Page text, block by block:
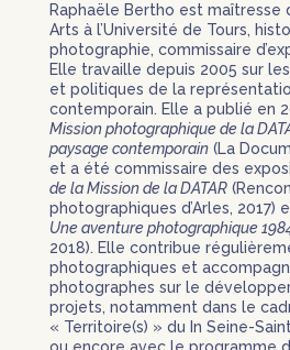
Raphaële Bertho est maîtresse
Arts à l’Université de Tours,
photographie, commissaire
Elle travaille depuis 2005 sur
et politiques de la
contemporain. Elle a publié en
Mission photographique de la
paysage contemporain(La
et a été commissaire des
de la Mission de la DATAR
photographiques d’Arles, 2017)
Une aventure photographique
2018). Elle contribue
photographiques et
photographes sur le
projets, notamment dans le
« Territoire(s) » du In Seine-